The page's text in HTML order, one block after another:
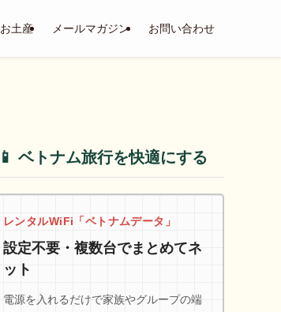
お土産 メールマガジン お問い合わせ
📱 ベトナム旅行を快適にする
レンタルWiFi「ベトナムデータ」
設定不要・複数台でまとめてネ
ット
電源を入れるだけで家族やグループの端